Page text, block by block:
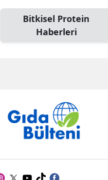
Bitkisel Protein
Haberleri